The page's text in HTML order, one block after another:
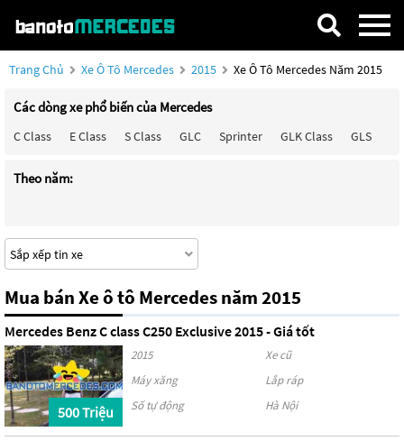
Trang Chủ Xe Ô Tô Mercedes 2015 Xe Ô Tô Mercedes Năm 2015
Các dòng xe phổ biến của Mercedes
C Class E Class S Class GLC Sprinter GLK Class GLS
Theo năm:
Mua bán Xe ô tô Mercedes năm 2015
Mercedes Benz C class C250 Exclusive 2015 - Giá tốt
500 Triệu
2015
Xe cũ
Máy xăng
Lắp ráp
Số tự động
Hà Nội